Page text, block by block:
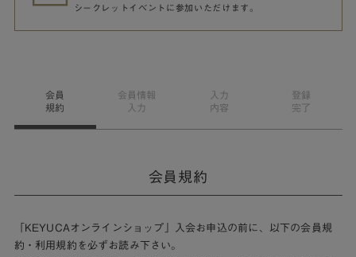
シークレットイベントに参加いただけます。
会員
規約
会員情報
入力
入力
内容
登録
完了
会員規約
「KEYUCAオンラインショップ」入会お申込の前に、以下の会員規
約・利用規約を必ずお読み下さい。